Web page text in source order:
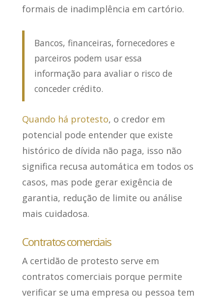
formais de inadimplência em cartório.
Bancos, financeiras, fornecedores e
parceiros podem usar essa
informação para avaliar o risco de
conceder crédito.
Quando há protesto, o credor em
potencial pode entender que existe
histórico de dívida não paga, isso não
significa recusa automática em todos os
casos, mas pode gerar exigência de
garantia, redução de limite ou análise
mais cuidadosa.
Contratos comerciais
A certidão de protesto serve em
contratos comerciais porque permite
verificar se uma empresa ou pessoa tem